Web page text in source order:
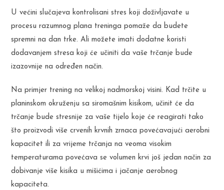
U većini slučajeva kontrolisani stres koji doživljavate u
procesu razumnog plana treninga pomaže da budete
spremni na dan trke. Ali možete imati dodatne koristi
dodavanjem stresa koji će učiniti da vaše trčanje bude
izazovnije na određen način.
Na primjer trening na velikoj nadmorskoj visini. Kad trčite u
planinskom okruženju sa siromašnim kisikom, učinit će da
trčanje bude stresnije za vaše tijelo koje će reagirati tako
što proizvodi više crvenih krvnih zrnaca povećavajući aerobni
kapacitet ili za vrijeme trčanja na veoma visokim
temperaturama povećava se volumen krvi još jedan način za
dobivanje više kisika u mišićima i jačanje aerobnog
kapaciteta.